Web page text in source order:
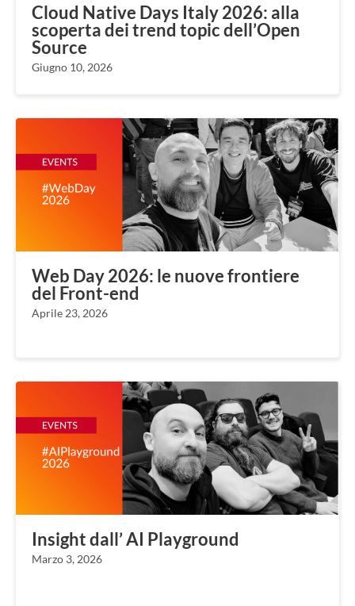
Cloud Native Days Italy 2026: alla
scoperta dei trend topic dell’Open
Source
Giugno 10, 2026
Web Day 2026: le nuove frontiere
del Front-end
Aprile 23, 2026
Insight dall’ AI Playground
Marzo 3, 2026